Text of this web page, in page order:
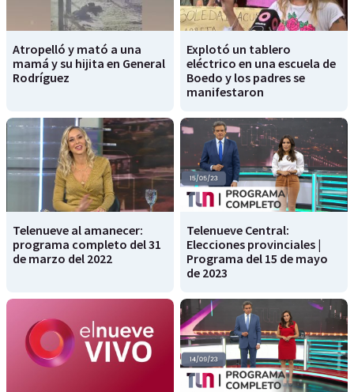
Atropelló y mató a una
mamá y su hijita en General
Rodríguez
Explotó un tablero
eléctrico en una escuela de
Boedo y los padres se
manifestaron
Telenueve al amanecer:
programa completo del 31
de marzo del 2022
Telenueve Central:
Elecciones provinciales |
Programa del 15 de mayo
de 2023